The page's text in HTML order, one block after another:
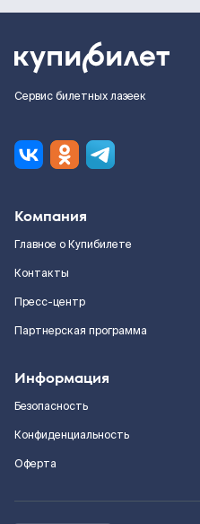
Сервис билетных лазеек
Компания
Главное о Купибилете
Контакты
Пресс-центр
Партнерская программа
Информация
Безопасность
Конфиденциальность
Оферта